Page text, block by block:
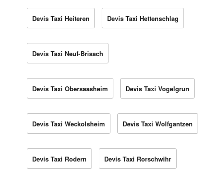
Devis Taxi Heiteren Devis Taxi Hettenschlag
Devis Taxi Neuf-Brisach
Devis Taxi Obersaasheim Devis Taxi Vogelgrun
Devis Taxi Weckolsheim Devis Taxi Wolfgantzen
Devis Taxi Rodern Devis Taxi Rorschwihr